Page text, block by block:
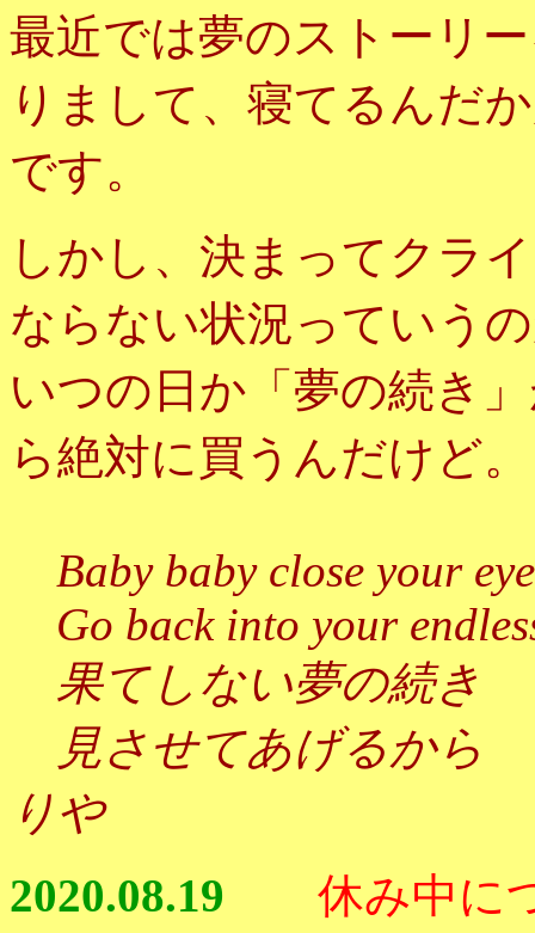
最近では夢のストーリ
りまして、寝てるんだ
です。
しかし、決まってクラ
ならない状況っていう
いつの日か「夢の続き
ら絶対に買うんだけど。
Baby baby close your
Go back into your
果てしない夢の続き
見させてあげるから
りや
2020.08.19
休み中に